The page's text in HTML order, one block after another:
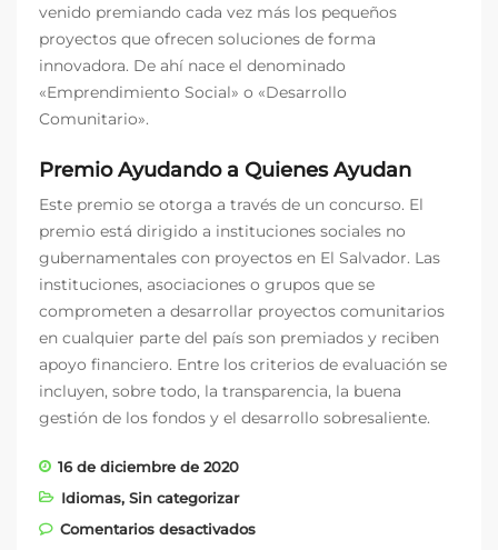
venido premiando cada vez más los pequeños
proyectos que ofrecen soluciones de forma
innovadora. De ahí nace el denominado
«Emprendimiento Social» o «Desarrollo
Comunitario».
Premio Ayudando a Quienes Ayudan
Este premio se otorga a través de un concurso. El
premio está dirigido a instituciones sociales no
gubernamentales con proyectos en El Salvador. Las
instituciones, asociaciones o grupos que se
comprometen a desarrollar proyectos comunitarios
en cualquier parte del país son premiados y reciben
apoyo financiero. Entre los criterios de evaluación se
incluyen, sobre todo, la transparencia, la buena
gestión de los fondos y el desarrollo sobresaliente.
16 de diciembre de 2020
Idiomas, Sin categorizar
Comentarios desactivadosen Nuestra nueva ONG de El